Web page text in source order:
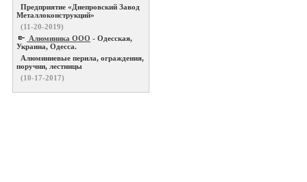
Предприятие «Днепровский Завод
Металлоконструкций»
(11-20-2019)
Алюминика ООО - Одесская,
Украина, Одесса.
Алюминиевые перила, ограждения,
поручни, лестницы
(10-17-2017)